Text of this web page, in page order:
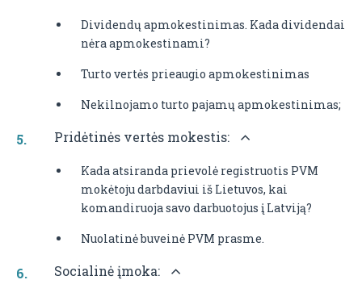
Dividendų apmokestinimas. Kada dividendai
nėra apmokestinami?
Turto vertės prieaugio apmokestinimas
Nekilnojamo turto pajamų apmokestinimas;
Pridėtinės vertės mokestis:
Kada atsiranda prievolė registruotis PVM
mokėtoju darbdaviui iš Lietuvos, kai
komandiruoja savo darbuotojus į Latviją?
Nuolatinė buveinė PVM prasme.
Socialinė įmoka: